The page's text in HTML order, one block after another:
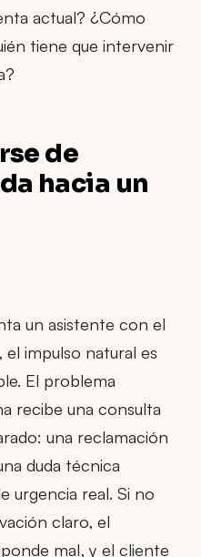
actual? ¿Cómo
tiene que intervenir
de
hacia un
un asistente con el
impulso natural es
El problema
recibe una consulta
una reclamación
duda técnica
urgencia real. Si no
claro, el
mal, y el cliente